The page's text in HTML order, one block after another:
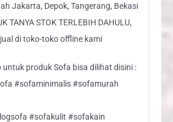
Jakarta, Depok, Tangerang, Bekasi
TANYA STOK TERLEBIH DAHULU,
di toko-toko offline kami
untuk produk Sofa bisa dilihat disini :
#sofaminimalis #sofamurah
#sofakulit #sofakain